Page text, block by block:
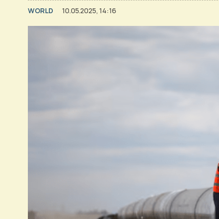
WORLD 10.05.2025, 14:16